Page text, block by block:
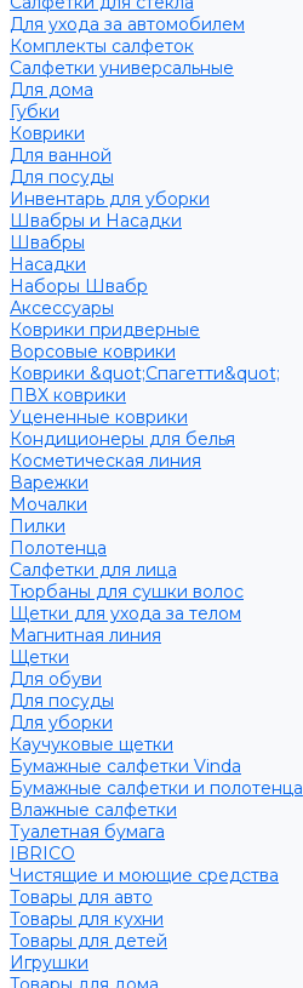
Для ухода за автомобилем
Комплекты салфеток
Салфетки универсальные
Для дома
Губки
Коврики
Для ванной
Для посуды
Инвентарь для уборки
Швабры и Насадки
Швабры
Насадки
Наборы Швабр
Аксессуары
Коврики придверные
Ворсовые коврики
Коврики &quot;Спагетти&quot;
ПВХ коврики
Уцененные коврики
Кондиционеры для белья
Косметическая линия
Варежки
Мочалки
Пилки
Полотенца
Салфетки для лица
Тюрбаны для сушки волос
Щетки для ухода за телом
Магнитная линия
Щетки
Для обуви
Для посуды
Для уборки
Каучуковые щетки
Бумажные салфетки Vinda
Бумажные салфетки и полотенца
Влажные салфетки
Туалетная бумага
IBRICO
Чистящие и моющие средства
Товары для авто
Товары для кухни
Товары для детей
Игрушки